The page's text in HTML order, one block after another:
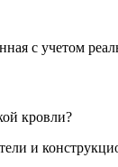
с учетом
кровли?
и